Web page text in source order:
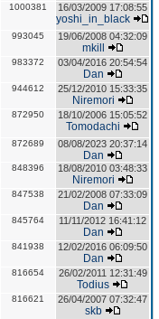
1000381 16/03/2009 17:08:55
yoshi_in_black
993045 19/06/2008 04:32:09
mkill
983372 03/04/2016 20:54:54
Dan
944612 25/12/2010 15:33:35
Niremori
872950 18/10/2006 15:05:52
Tomodachi
872689 08/08/2023 20:37:14
Dan
848396 18/08/2010 03:48:33
Niremori
847538 21/02/2008 07:33:09
Dan
845764 11/11/2012 16:41:12
Dan
841938 12/02/2016 06:09:50
Dan
816654 26/02/2011 12:31:49
Todius
816621 26/04/2007 07:32:47
skb